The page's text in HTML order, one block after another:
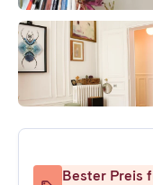
Bester Preis